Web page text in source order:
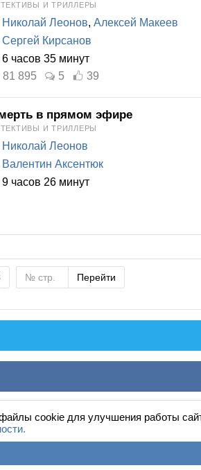
cookie для улучшения работы
И ТРИЛЛЕРЫ
Николай Леонов, Алексей Макеев
Сергей Кирсанов
6 часов 35 минут
81 895
5 39
в прямом эфире
И ТРИЛЛЕРЫ
Николай Леонов
Валентин Аксентюк
9 часов 26 минут
Перейти
FAQ
·